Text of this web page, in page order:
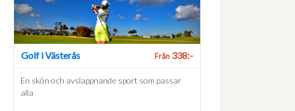
Golf i Västerås Från338:-
En skön och avslappnande sport som passar
alla